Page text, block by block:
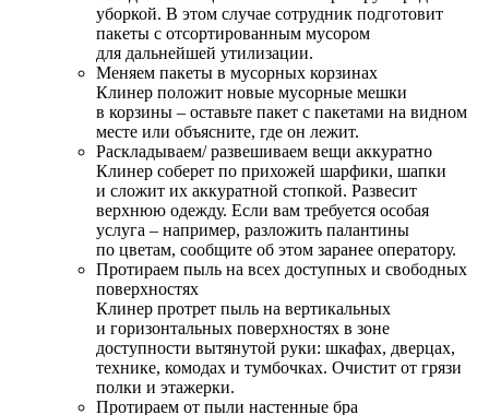
уборкой. В этом случае сотрудник подготовит
пакеты с отсортированным мусором
для дальнейшей утилизации.
Меняем пакеты в мусорных корзинах
Клинер положит новые мусорные мешки
в корзины – оставьте пакет с пакетами на видном
месте или объясните, где он лежит.
Раскладываем/ развешиваем вещи аккуратно
Клинер соберет по прихожей шарфики, шапки
и сложит их аккуратной стопкой. Развесит
верхнюю одежду. Если вам требуется особая
услуга – например, разложить палантины
по цветам, сообщите об этом заранее оператору.
Протираем пыль на всех доступных и свободных
поверхностях
Клинер протрет пыль на вертикальных
и горизонтальных поверхностях в зоне
доступности вытянутой руки: шкафах, дверцах,
технике, комодах и тумбочках. Очистит от грязи
полки и этажерки.
Протираем от пыли настенные бра